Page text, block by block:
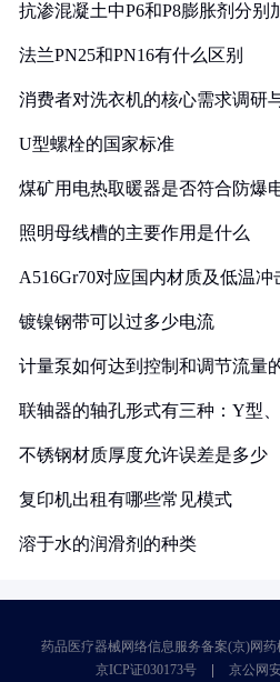
抗渗混凝土中P6和P8膨胀剂分别
法兰PN25和PN16有什么区别
消费者对洗衣机的核心需求调研
U型螺栓的国家标准
煤矿用电热取暖器是否符合防爆
照明母线槽的主要作用是什么
A516Gr70对应国内材质及低温冲
镀镍钢带可以过多少电流
计量泵如何达到控制和调节流量
联轴器的轴孔形式有三种：Y型
不锈钢材质厚度允许误差是多少
复印机出租有哪些常见模式
溶于水的润滑剂的种类
药品医疗器械网络信息服务备案(京)网药
京ICP证030173号
京公网